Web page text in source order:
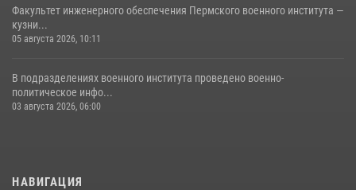
Факультет инженерного обеспечения Пермского военного института —
кузни...
05 августа 2026, 10:11
В подразделениях военного института проведено военно-
политическое инфо...
03 августа 2026, 06:00
НАВИГАЦИЯ